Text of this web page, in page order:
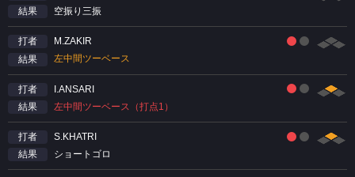
結果
空振り三振
打者
M.ZAKIR
結果
左中間ツーベース
打者
I.ANSARI
結果
左中間ツーベース（打点1）
打者
S.KHATRI
結果
ショートゴロ